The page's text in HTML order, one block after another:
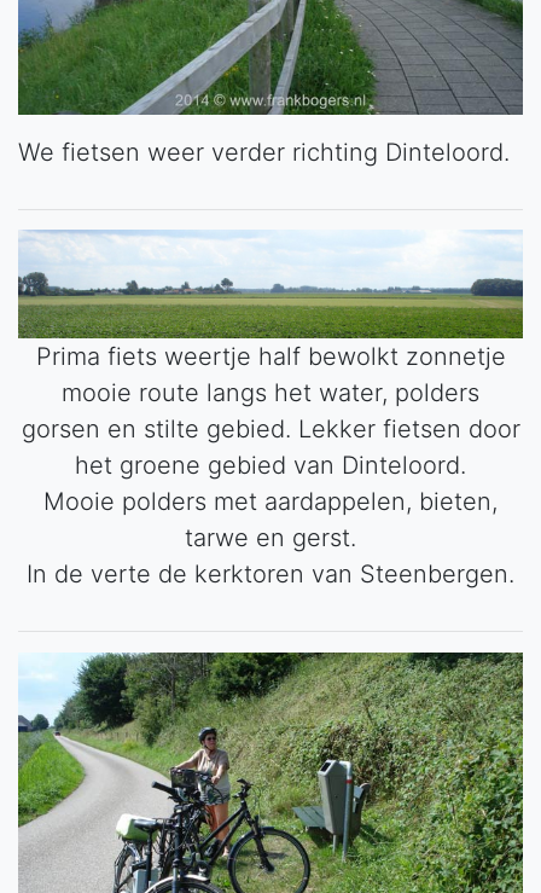
We fietsen weer verder richting Dinteloord.
Prima fiets weertje half bewolkt zonnetje
mooie route langs het water, polders
gorsen en stilte gebied. Lekker fietsen door
het groene gebied van Dinteloord.
Mooie polders met aardappelen, bieten,
tarwe en gerst.
In de verte de kerktoren van Steenbergen.